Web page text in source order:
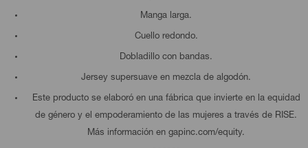
Manga larga.
Cuello redondo.
Dobladillo con bandas.
Jersey supersuave en mezcla de algodón.
Este producto se elaboró en una fábrica que invierte en la equidad
de género y el empoderamiento de las mujeres a través de RISE.
Más información en gapinc.com/equity.